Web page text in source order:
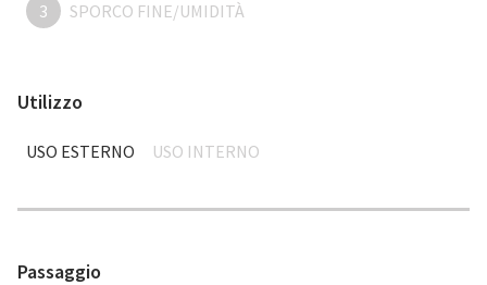
3 SPORCO FINE/UMIDITÀ
Utilizzo
USO ESTERNO USO INTERNO
Passaggio